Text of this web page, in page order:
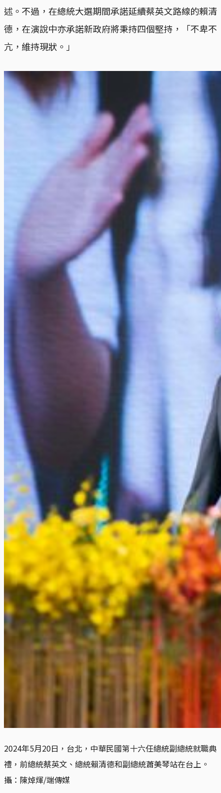
述。不過，在總統大選期間承諾延續蔡英文路線的賴清
德，在演說中亦承諾新政府將秉持四個堅持，「不卑不
亢，維持現狀。」
2024年5月20日，台北，中華民國第十六任總統副總統就職典
禮，前總統蔡英文、總統賴清德和副總統蕭美琴站在台上。
攝：陳焯煇/端傳媒